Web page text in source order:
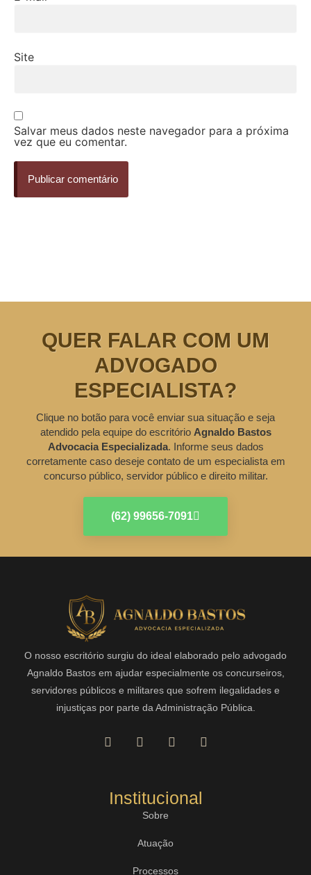
Site
Salvar meus dados neste navegador para a próxima
vez que eu comentar.
QUER FALAR COM UM
ADVOGADO
ESPECIALISTA?
Clique no botão para você enviar sua situação e seja
atendido pela equipe do escritório Agnaldo Bastos
Advocacia Especializada. Informe seus dados
corretamente caso deseje contato de um especialista em
concurso público, servidor público e direito militar.
(62) 99656-7091
O nosso escritório surgiu do ideal elaborado pelo advogado
Agnaldo Bastos em ajudar especialmente os concurseiros,
servidores públicos e militares que sofrem ilegalidades e
injustiças por parte da Administração Pública.
Institucional
Sobre
Atuação
Processos